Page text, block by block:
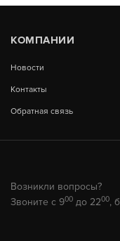
КОМПАНИИ
Новости
Контакты
Обратная связь
Возникли вопросы?
Звоните с 900 до 2200,